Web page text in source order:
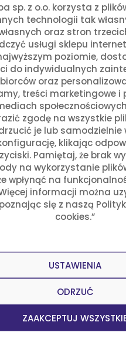
sp. z o.o. korzysta z
technologii tak
oraz stron
usługi sklepu
poziomie,
do indywidualnych
oraz
treści marketingowe i
zgodę na wszystkie
je lub samodzielnie
klikając
Pamiętaj, że brak
na wykorzystanie
wpłynąć na
informacji można
się z naszą
cookies.”
ZAAKCEPTUJ
ODRZUĆ
USTAWIENIA
z hibiskusa i
dalej
Julia Sztyler
México